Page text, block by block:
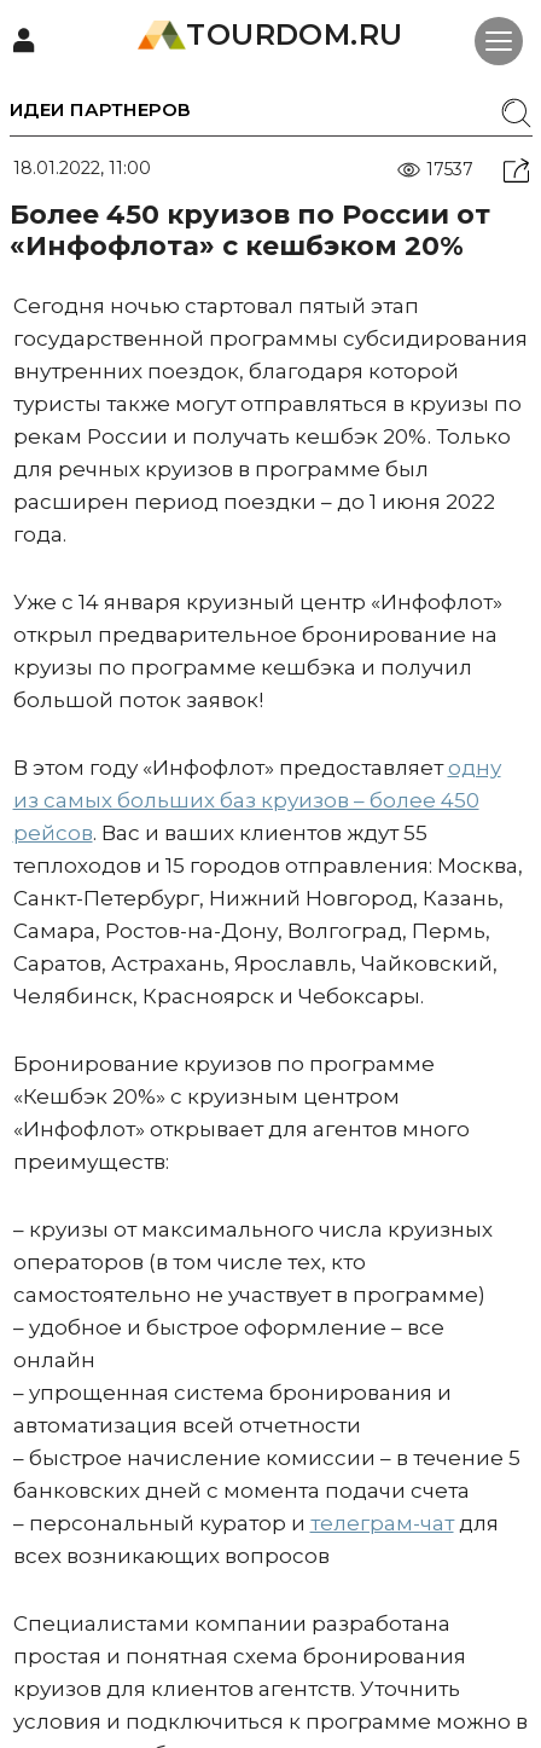
TOURDOM.RU
ИДЕИ ПАРТНЕРОВ
18.01.2022, 11:00 17537
Более 450 круизов по России от
«Инфофлота» с кешбэком 20%
Сегодня ночью стартовал пятый этап
государственной программы субсидирования
внутренних поездок, благодаря которой
туристы также могут отправляться в круизы по
рекам России и получать кешбэк 20%. Только
для речных круизов в программе был
расширен период поездки – до 1 июня 2022
года.
Уже с 14 января круизный центр «Инфофлот»
открыл предварительное бронирование на
круизы по программе кешбэка и получил
большой поток заявок!
В этом году «Инфофлот» предоставляетодну
из самых больших баз круизов – более 450
рейсов. Вас и ваших клиентов ждут 55
теплоходов и 15 городов отправления: Москва,
Санкт-Петербург, Нижний Новгород, Казань,
Самара, Ростов-на-Дону, Волгоград, Пермь,
Саратов, Астрахань, Ярославль, Чайковский,
Челябинск, Красноярск и Чебоксары.
Бронирование круизов по программе
«Кешбэк 20%» с круизным центром
«Инфофлот» открывает для агентов много
преимуществ:
– круизы от максимального числа круизных
операторов (в том числе тех, кто
самостоятельно не участвует в программе)
– удобное и быстрое оформление – все
онлайн
– упрощенная система бронирования и
автоматизация всей отчетности
– быстрое начисление комиссии – в течение 5
банковских дней с момента подачи счета
– персональный куратор и телеграм-чатдля
всех возникающих вопросов
Специалистами компании разработана
простая и понятная схема бронирования
круизов для клиентов агентств. Уточнить
условия и подключиться к программе можно в